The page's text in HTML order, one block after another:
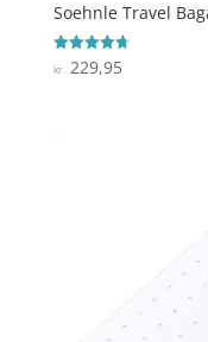
Soehnle Travel
Vurderet
4.7
kr. 229,95